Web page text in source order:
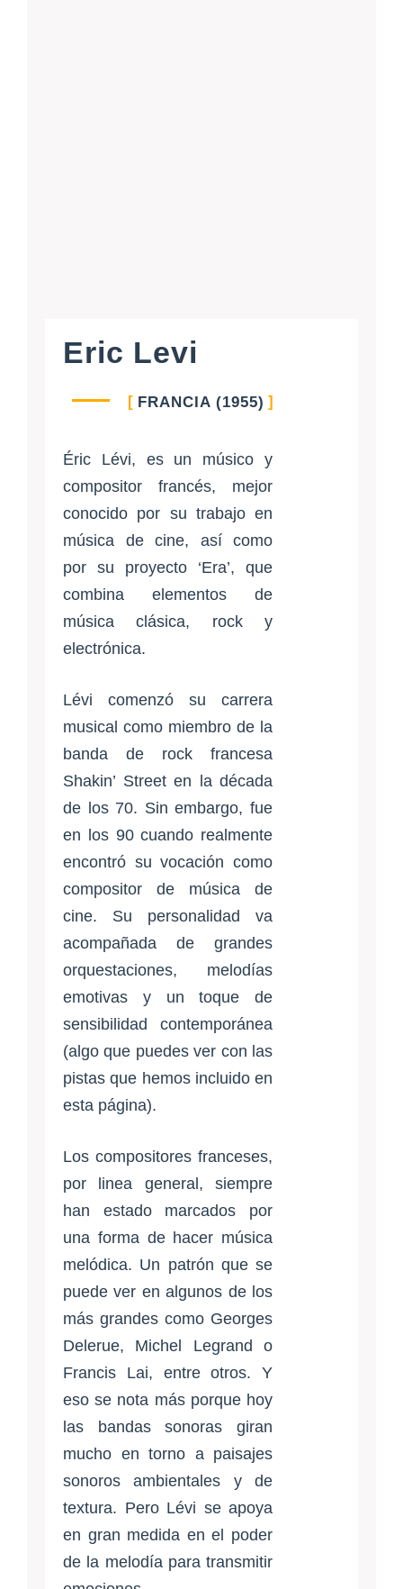
Eric Levi
FRANCIA (1955)
Éric Lévi, es un músico y
compositor francés, mejor
conocido por su trabajo en
música de cine, así como
por su proyecto ‘Era’, que
combina elementos de
música clásica, rock y
electrónica.
Lévi comenzó su carrera
musical como miembro de la
banda de rock francesa
Shakin’ Street en la década
de los 70. Sin embargo, fue
en los 90 cuando realmente
encontró su vocación como
compositor de música de
cine. Su personalidad va
acompañada de grandes
orquestaciones, melodías
emotivas y un toque de
sensibilidad contemporánea
(algo que puedes ver con las
pistas que hemos incluido en
esta página).
Los compositores franceses,
por linea general, siempre
han estado marcados por
una forma de hacer música
melódica. Un patrón que se
puede ver en algunos de los
más grandes como Georges
Delerue, Michel Legrand o
Francis Lai, entre otros. Y
eso se nota más porque hoy
las bandas sonoras giran
mucho en torno a paisajes
sonoros ambientales y de
textura. Pero Lévi se apoya
en gran medida en el poder
de la melodía para transmitir